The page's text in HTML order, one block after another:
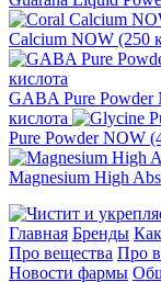
Calcium NOW (250
GABA Pure Powder
кислота
Pure Powder NOW
Magnesium High
Главная Бренды
Про вещества Про
Новости фармы